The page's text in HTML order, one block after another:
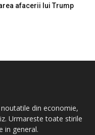
afacerii lui Trump
din economie,
Urmareste toate stirile
in general.